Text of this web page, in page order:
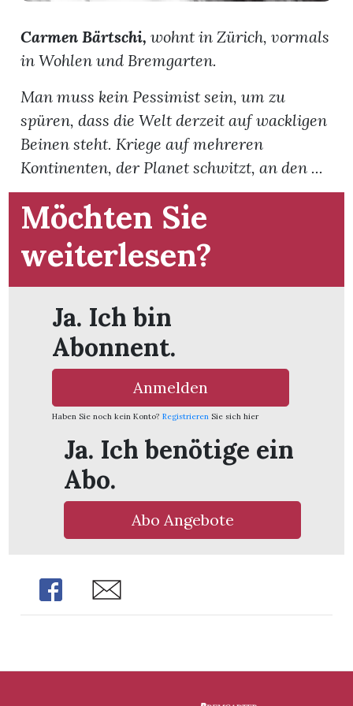
Carmen Bärtschi,wohnt in Zürich, vormals
in Wohlen und Bremgarten.
Man muss kein Pessimist sein, um zu
spüren, dass die Welt derzeit auf wackligen
Beinen steht. Kriege auf mehreren
Kontinenten, der Planet schwitzt, an den ...
Möchten Sie
weiterlesen?
Ja. Ich bin
Abonnent.
Anmelden
Haben Sie noch kein Konto? Registrieren Sie sich hier
Ja. Ich benötige ein
Abo.
Abo Angebote
Share Share